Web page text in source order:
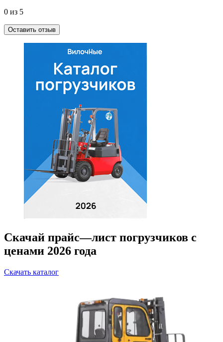
0 из 5
Оставить отзыв
Скачай прайс—лист погрузчиков с
ценами 2026 года
Скачать каталог